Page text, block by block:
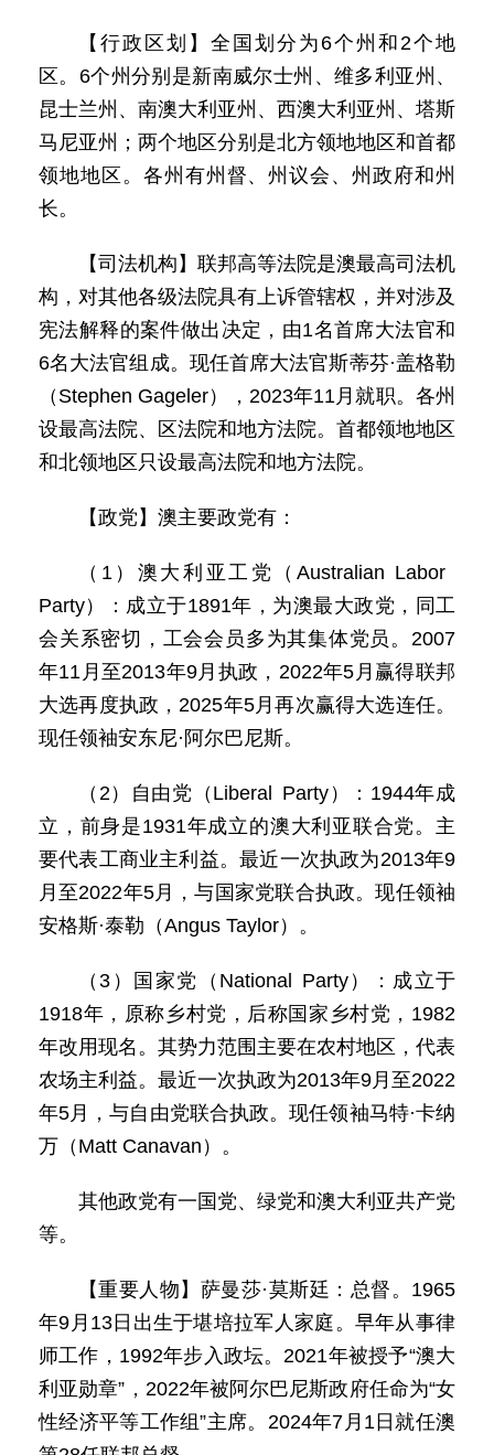
【行政区划】全国划分为6个州和2个地
区。6个州分别是新南威尔士州、维多利亚州、
昆士兰州、南澳大利亚州、西澳大利亚州、塔斯
马尼亚州；两个地区分别是北方领地地区和首都
领地地区。各州有州督、州议会、州政府和州
长。
【司法机构】联邦高等法院是澳最高司法机
构，对其他各级法院具有上诉管辖权，并对涉及
宪法解释的案件做出决定，由1名首席大法官和
6名大法官组成。现任首席大法官斯蒂芬·盖格勒
（Stephen Gageler），2023年11月就职。各州
设最高法院、区法院和地方法院。首都领地地区
和北领地区只设最高法院和地方法院。
【政党】澳主要政党有：
（1）澳大利亚工党（Australian Labor
Party）：成立于1891年，为澳最大政党，同工
会关系密切，工会会员多为其集体党员。2007
年11月至2013年9月执政，2022年5月赢得联邦
大选再度执政，2025年5月再次赢得大选连任。
现任领袖安东尼·阿尔巴尼斯。
（2）自由党（Liberal Party）：1944年成
立，前身是1931年成立的澳大利亚联合党。主
要代表工商业主利益。最近一次执政为2013年9
月至2022年5月，与国家党联合执政。现任领袖
安格斯·泰勒（Angus Taylor）。
（3）国家党（National Party）：成立于
1918年，原称乡村党，后称国家乡村党，1982
年改用现名。其势力范围主要在农村地区，代表
农场主利益。最近一次执政为2013年9月至2022
年5月，与自由党联合执政。现任领袖马特·卡纳
万（Matt Canavan）。
其他政党有一国党、绿党和澳大利亚共产党
等。
【重要人物】萨曼莎·莫斯廷：总督。1965
年9月13日出生于堪培拉军人家庭。早年从事律
师工作，1992年步入政坛。2021年被授予“澳大
利亚勋章”，2022年被阿尔巴尼斯政府任命为“女
性经济平等工作组”主席。2024年7月1日就任澳